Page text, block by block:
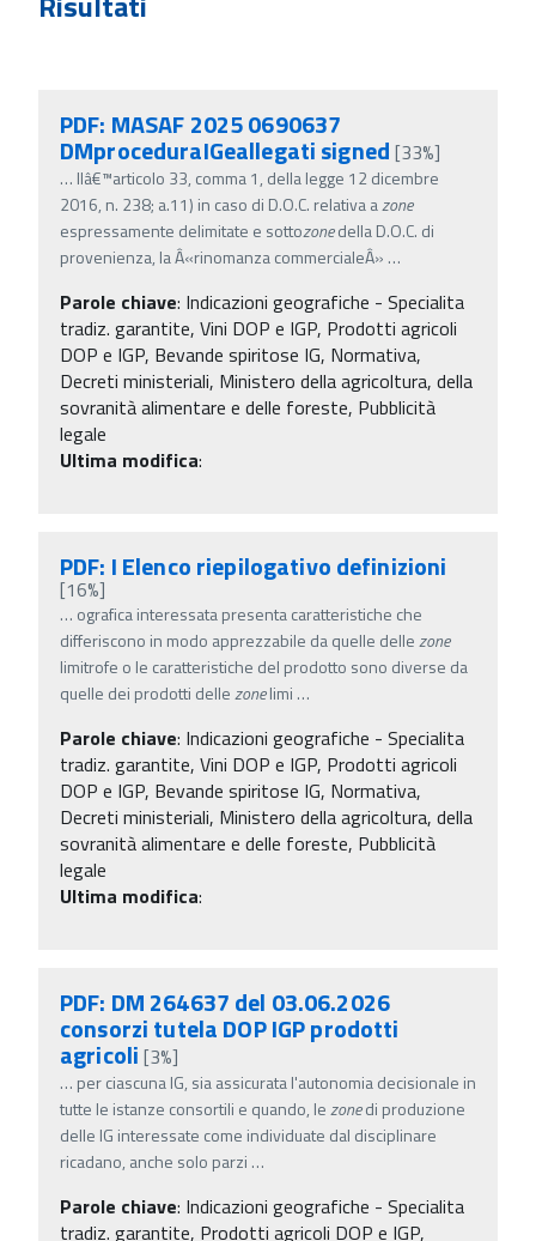
PDF: MASAF 2025 0690637
DMproceduraIGeallegati signed [33%]
… llâ€™articolo 33, comma 1, della legge 12 dicembre
2016, n. 238; a.11) in caso di D.O.C. relativa azone
espressamente delimitate e sottozonedella D.O.C. di
provenienza, la Â«rinomanza commercialeÂ» …
Parole chiave: Indicazioni geografiche - Specialita
tradiz. garantite, Vini DOP e IGP, Prodotti agricoli
DOP e IGP, Bevande spiritose IG, Normativa,
Decreti ministeriali, Ministero della agricoltura, della
sovranità alimentare e delle foreste, Pubblicità
legale
Ultima modifica:
PDF: I Elenco riepilogativo definizioni
[16%]
… ografica interessata presenta caratteristiche che
differiscono in modo apprezzabile da quelle dellezone
limitrofe o le caratteristiche del prodotto sono diverse da
quelle dei prodotti dellezonelimi …
Parole chiave: Indicazioni geografiche - Specialita
tradiz. garantite, Vini DOP e IGP, Prodotti agricoli
DOP e IGP, Bevande spiritose IG, Normativa,
Decreti ministeriali, Ministero della agricoltura, della
sovranità alimentare e delle foreste, Pubblicità
legale
Ultima modifica:
PDF: DM 264637 del 03.06.2026
consorzi tutela DOP IGP prodotti
agricoli [3%]
… per ciascuna IG, sia assicurata l'autonomia decisionale in
tutte le istanze consortili e quando, lezonedi produzione
delle IG interessate come individuate dal disciplinare
ricadano, anche solo parzi …
Parole chiave: Indicazioni geografiche - Specialita
tradiz. garantite, Prodotti agricoli DOP e IGP,